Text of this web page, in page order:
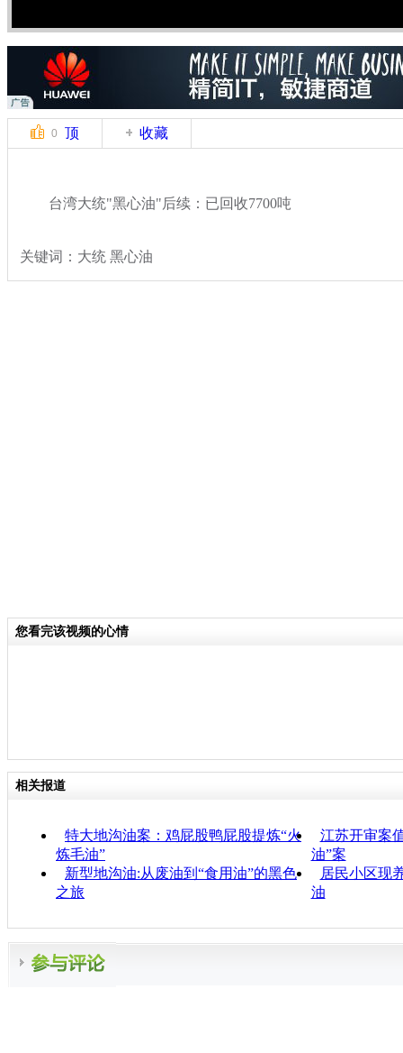
0 顶 收藏
台湾大统"黑心油"后续：已回收7700吨
关键词：大统 黑心油
您看完该视频的心情
相关报道
特大地沟油案：鸡屁股鸭屁股提炼“火
炼毛油”
江苏开审案
油”案
新型地沟油:从废油到“食用油”的黑色
之旅
居民小区现
油